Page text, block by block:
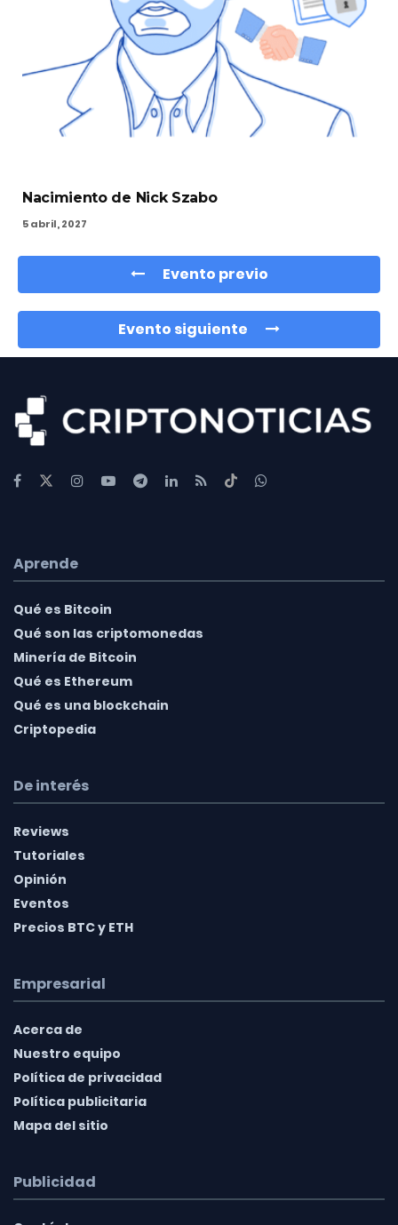
5 abril, 2027
Nacimiento de Nick Szabo
Evento previo
Evento siguiente
Aprende
Qué es Bitcoin
Qué son las criptomonedas
Minería de Bitcoin
Qué es Ethereum
Qué es una blockchain
Criptopedia
De interés
Reviews
Tutoriales
Opinión
Eventos
Precios BTC y ETH
Empresarial
Acerca de
Nuestro equipo
Política de privacidad
Política publicitaria
Mapa del sitio
Publicidad